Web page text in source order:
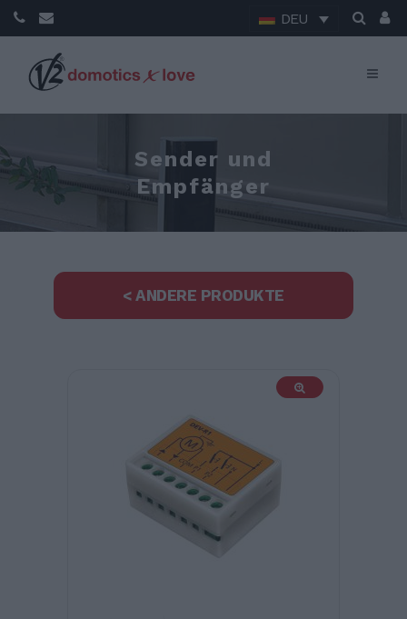
DEU
Sender und
Empfänger
< ANDERE PRODUKTE